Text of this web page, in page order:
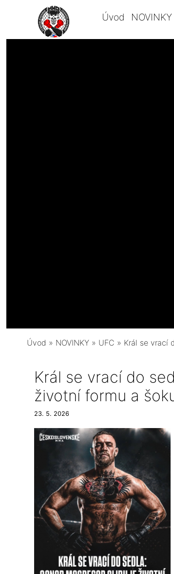
Úvod NOVINKY
Úvod » NOVINKY » UFC » Král se vrací
Král se vrací do
životní formu a
23. 5. 2026